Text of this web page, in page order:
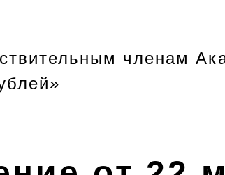
членам